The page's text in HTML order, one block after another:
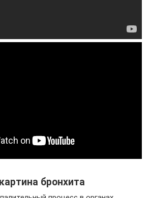
бронхита